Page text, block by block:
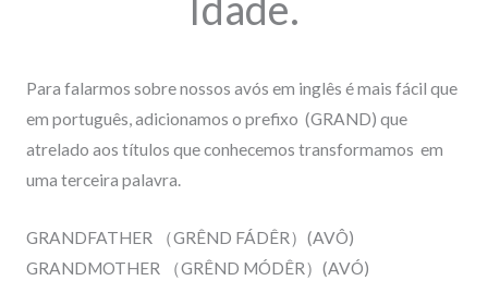
Para falarmos sobre nossos avós em inglês é mais fácil que
em português, adicionamos o prefixo (GRAND) que
atrelado aos títulos que conhecemos transformamos em
uma terceira palavra.
GRANDFATHER （GRÊND FÁDÊR） (AVÔ)
GRANDMOTHER
（GRÊND MÓDÊR） (AVÓ)